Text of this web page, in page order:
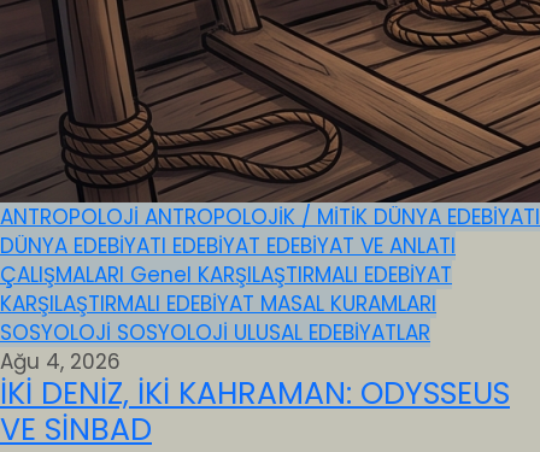
ANTROPOLOJİ ANTROPOLOJİK / MİTİK DÜNYA EDEBİYATI
DÜNYA EDEBİYATI EDEBİYAT EDEBİYAT VE ANLATI
ÇALIŞMALARI Genel KARŞILAŞTIRMALI EDEBİYAT
KARŞILAŞTIRMALI EDEBİYAT MASAL KURAMLARI
SOSYOLOJİ SOSYOLOJİ ULUSAL EDEBİYATLAR
Ağu 4, 2026
İKİ DENİZ, İKİ KAHRAMAN: ODYSSEUS
VE SİNBAD